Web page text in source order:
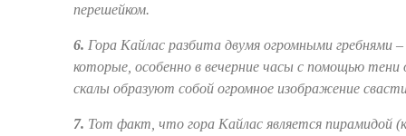
перешейком.
6. Гора Кайлас разбита двумя огромными гребнями
которые, особенно в вечерние часы с помощью
скалы образуют собой огромное изображение
7. Тот факт, что гора Кайлас является пирамидой